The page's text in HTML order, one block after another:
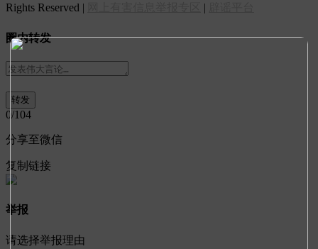
Rights Reserved |
|
圈内转发
0/104
分享至微信
复制链接
举报
请选择举报理由